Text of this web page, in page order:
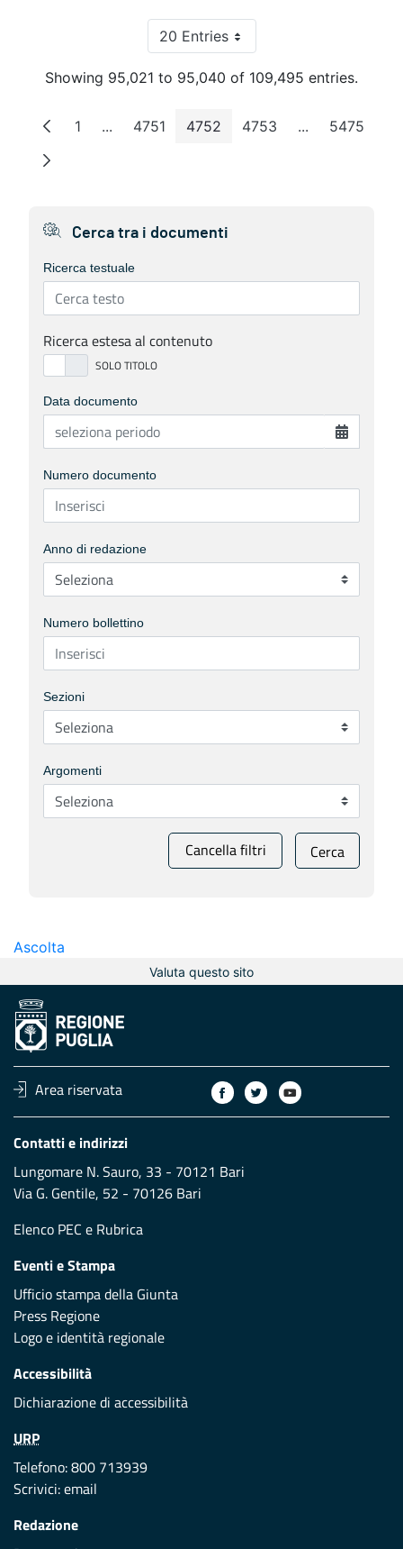
20 EntriesPer Page
Showing 95,021 to 95,040 of 109,495 entries.
Page
1 ...Intermediate Pages
Page
4751 Page
4752 Page
4753 ...Intermediate
Page
5475
Cerca tra i documenti
Ricerca testuale
Ricerca estesa al contenuto
Data documento
Numero documento
Anno di redazione
Numero bollettino
Sezioni
Argomenti
Cancella filtri Cerca
Ascolta
Valuta questo sito
Area riservata
Contatti e indirizzi
Lungomare N. Sauro, 33 - 70121 Bari
Via G. Gentile, 52 - 70126 Bari
Elenco PEC e Rubrica
Eventi e Stampa
Ufficio stampa della Giunta
Press Regione
Logo e identità regionale
Accessibilità
Dichiarazione di accessibilità
URP
Telefono: 800 713939
Scrivici:email
Redazione